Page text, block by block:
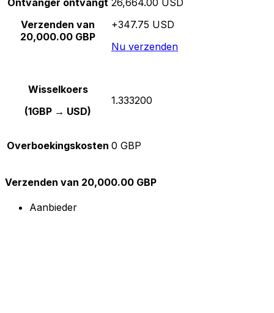
Verzenden van
20,000.00 GBP
+347.75 USD
Nu verzenden
Wisselkoers
(1GBP → USD)
1.333200
Overboekingskosten 0 GBP
Verzenden van 20,000.00 GBP
Aanbieder